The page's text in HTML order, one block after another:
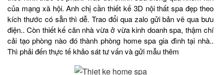
của mạng xã hội. Anh chị cần thiết kế 3D nội thất spa đẹp theo
kích thước có sẵn thì dễ. Trao đổi qua zalo gửi bản vẽ qua bưu
điện.. Còn thiết kế căn nhà vừa ở vừa kinh doanh spa, thậm chí
cải tạo phòng nào đó thành phòng home spa gia đình tại nhà..
Thì phải đến thực tế khảo sát tư vấn và gửi mẫu thêm